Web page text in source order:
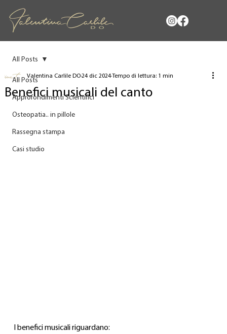
All Posts
Approfondimenti Scientifici
Osteopatia.. in pillole
Rassegna stampa
Casi studio
All Posts
Benefici musicali del canto
Valentina Carlile DO24 dic 2024Tempo di lettura: 1 min
I benefici musicali riguardano: